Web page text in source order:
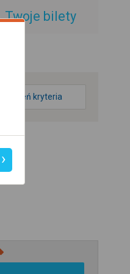
Twoje bilety
zmień kryteria